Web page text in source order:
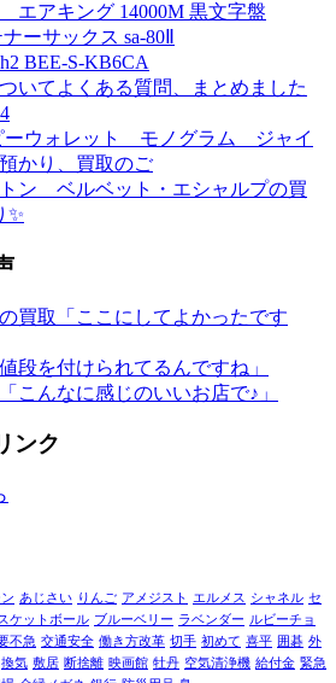
エアキング 14000M 黒文字盤
ーサックス sa-80Ⅱ
BEE-S-KB6CA
いてよくある質問、まとめました
ウォレット モノグラム ジャイ
かり、買取のご
ン ベルベット・エシャルプの買
✨
買取「ここにしてよかったです
段を付けられてるんですね」
こんなに感じのいいお店で♪」
ンク
あじさい りんご アメジスト エルメス シャネル セ
ケットボール ブルーベリー ラベンダー ルビーチョ
不急 交通安全 働き方改革 切手 初めて 喜平 囲碁 外
換気 敷居 断捨離 映画館 牡丹 空気清浄機 給付金 緊急